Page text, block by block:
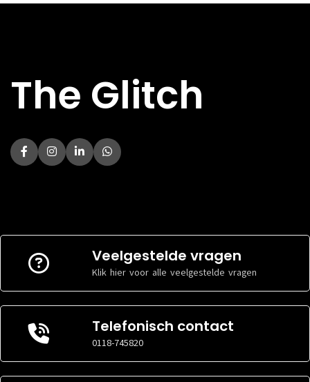
BREEDTE
7.5 mm
KLEUR Zwart
AANSLUITING USB-C
SCHERMTYPE OLED
Software
BESTURINGSSOFTWARE
15 of
hoger
BREEDTE
DIKTE
SCHERMTYPE LCD
Software
VERSIE
BESTURINGSSOFTWARE
The Glitch
Veelgestelde vragen
Klik hier voor alle veelgestelde vragen
Telefonisch contact
0118-745820